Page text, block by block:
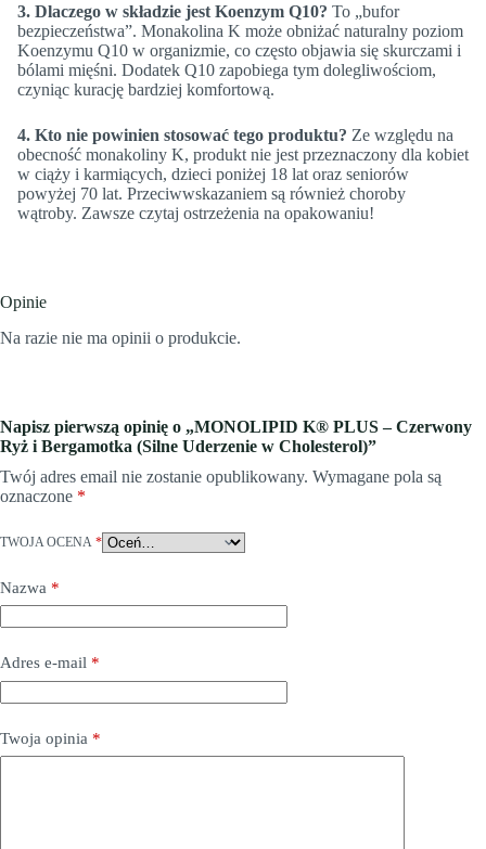
3. Dlaczego w składzie jest Koenzym Q10? To „bufor
bezpieczeństwa”. Monakolina K może obniżać naturalny poziom
Koenzymu Q10 w organizmie, co często objawia się skurczami i
bólami mięśni. Dodatek Q10 zapobiega tym dolegliwościom,
czyniąc kurację bardziej komfortową.
4. Kto nie powinien stosować tego produktu? Ze względu na
obecność monakoliny K, produkt nie jest przeznaczony dla kobiet
w ciąży i karmiących, dzieci poniżej 18 lat oraz seniorów
powyżej 70 lat. Przeciwwskazaniem są również choroby
wątroby. Zawsze czytaj ostrzeżenia na opakowaniu!
Opinie
Na razie nie ma opinii o produkcie.
Napisz pierwszą opinię o „MONOLIPID K® PLUS – Czerwony
Ryż i Bergamotka (Silne Uderzenie w Cholesterol)”
Twój adres email nie zostanie opublikowany. Wymagane pola są
oznaczone *
TWOJA OCENA *
Nazwa *
Adres e-mail *
Twoja opinia *